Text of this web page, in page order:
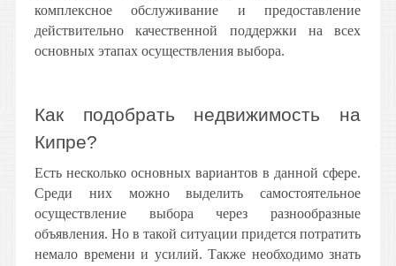
комплексное обслуживание и предоставление
действительно качественной поддержки на всех
основных этапах осуществления выбора.
Как подобрать недвижимость на
Кипре?
Есть несколько основных вариантов в данной сфере.
Среди них можно выделить самостоятельное
осуществление выбора через разнообразные
объявления. Но в такой ситуации придется потратить
немало времени и усилий. Также необходимо знать